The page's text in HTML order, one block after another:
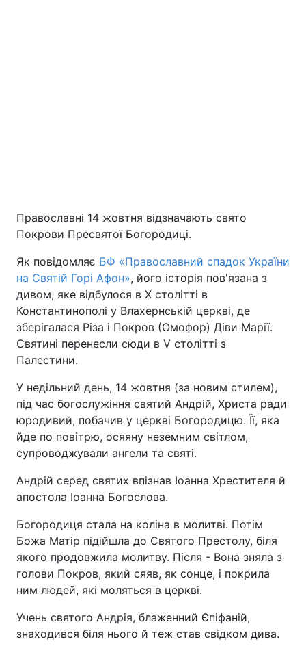
РЕГІОНИ
Київ Львів
Дніпро Харків
Одеса
Спорт Наука
Техно і зв'язок Лайт
Зброя Інциденти
Здоров'я Туризм
Цікавинки Погода
Відео з Youtube Статті
Архів Вакансії
Православні 14 жовтня відзначають свято
Покрови Пресвятої Богородиці.
Як повідомляє БФ «Православний спадок України
на Святій Горі Афон», його історія пов'язана з
дивом, яке відбулося в Х столітті в
Константинополі у Влахернській церкві, де
зберігалася Різа і Покров (Омофор) Діви Марії.
Святині перенесли сюди в V столітті з
Палестини.
У недільний день, 14 жовтня (за новим стилем),
під час богослужіння святий Андрій, Христа ради
юродивий, побачив у церкві Богородицю. Її, яка
йде по повітрю, осяяну неземним світлом,
супроводжували ангели та святі.
Андрій серед святих впізнав Іоанна Хрестителя й
апостола Іоанна Богослова.
Богородиця стала на коліна в молитві. Потім
Божа Матір підійшла до Святого Престолу, біля
якого продовжила молитву. Після - Вона зняла з
голови Покров, який сяяв, як сонце, і покрила
ним людей, які моляться в церкві.
Учень святого Андрія, блаженний Єпіфаній,
знаходився біля нього й теж став свідком дива.